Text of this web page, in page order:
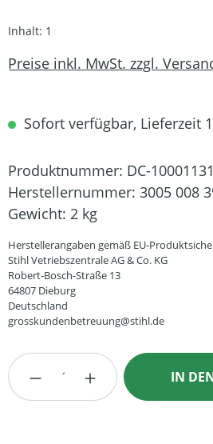
Inhalt: 1
Preise inkl. MwSt. zzgl.
Sofort verfügbar, Lieferzeit
Produktnummer: DC-
Herstellernummer: 3005 008
Gewicht: 2 kg
Herstellerangaben gemäß EU-
Stihl Vetriebszentrale AG & Co. KG
Robert-Bosch-Straße 13
64807 Dieburg
Deutschland
grosskundenbetreuung@stihl.de
Produkt Anzahl: Gib
IN